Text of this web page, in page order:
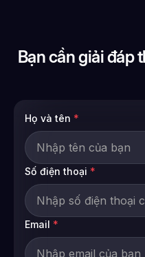
Bạn cần giải đáp
Họ và tên *
Số điện thoại *
Email *